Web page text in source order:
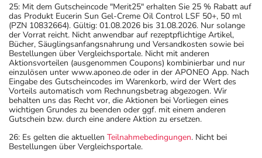
25: Mit dem Gutscheincode "Merit25" erhalten Sie 25 % Rabatt auf
das Produkt Eucerin Sun Gel-Creme Oil Control LSF 50+, 50 ml
(PZN 10832664). Gültig: 01.08.2026 bis 31.08.2026. Nur solange
der Vorrat reicht. Nicht anwendbar auf rezeptpflichtige Artikel,
Bücher, Säuglingsanfangsnahrung und Versandkosten sowie bei
Bestellungen über Vergleichsportale. Nicht mit anderen
Aktionsvorteilen (ausgenommen Coupons) kombinierbar und nur
einzulösen unter www.aponeo.de oder in der APONEO App. Nach
Eingabe des Gutscheincodes im Warenkorb, wird der Wert des
Vorteils automatisch vom Rechnungsbetrag abgezogen. Wir
behalten uns das Recht vor, die Aktionen bei Vorliegen eines
wichtigen Grundes zu beenden oder ggf. mit einem anderen
Gutschein bzw. durch eine andere Aktion zu ersetzen.
26: Es gelten die aktuellen Teilnahmebedingungen. Nicht bei
Bestellungen über Vergleichsportale.